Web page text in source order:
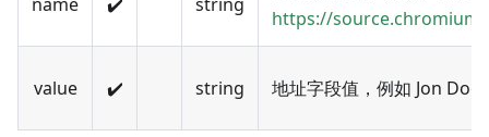
https://
value ✔️ string 地址字段值，例如 Jon Doe